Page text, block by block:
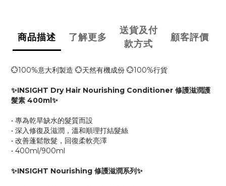
商品描述 了解更多
送貨及付
款方式
顧客評價
💮100%意大利製造 💮天然有機成份 💮100%行貨
✨INSIGHT Dry Hair Nourishing Conditioner 修護滋潤護
髮素 400ml✨
• 專為乾旱缺水的髮質而設
• 深入修復及滋潤，溫和順理打結髮絲
• 改善蓬鬆散髮，回復柔軟亮澤
• 400ml/900ml
✨INSIGHT Nourishing 修護滋潤系列✨